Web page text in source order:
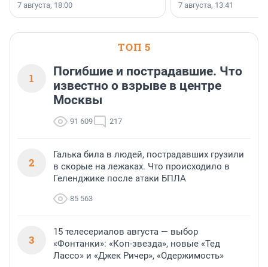
7 августа, 18:00 7 августа, 13:41
ТОП 5
1
Погибшие и пострадавшие. Что
известно о взрыве в центре
Москвы
91 609 217
2
Галька била в людей, пострадавших грузили
в скорые на лежаках. Что происходило в
Геленджике после атаки БПЛА
85 563
3
15 телесериалов августа — выбор
«Фонтанки»: «Коп-звезда», новые «Тед
Лассо» и «Джек Ричер», «Одержимость»